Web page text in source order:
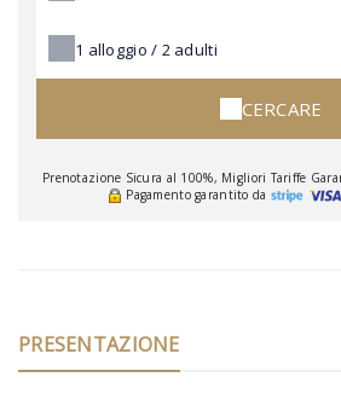
1 alloggio / 2 adulti
CERCARE
Prenotazione Sicura al 100%, Migliori Tariffe
Pagamento garantito da
PRESENTAZIONE